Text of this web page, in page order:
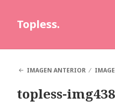
Topless.
IMAGEN ANTERIOR
topless-img438